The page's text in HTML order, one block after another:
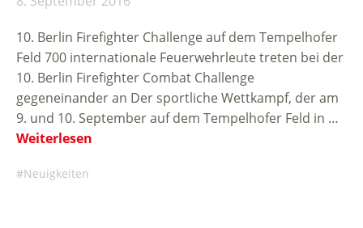
10. Berlin Firefighter Challenge auf dem Tempelhofer
Feld 700 internationale Feuerwehrleute treten bei der
10. Berlin Firefighter Combat Challenge
gegeneinander an Der sportliche Wettkampf, der am
9. und 10. September auf dem Tempelhofer Feld in …
Weiterlesen
Neuigkeiten